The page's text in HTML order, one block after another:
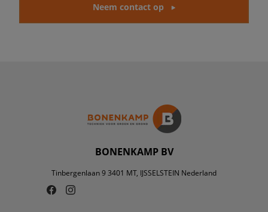
Neem contact op
BONENKAMP BV
Tinbergenlaan 9 3401 MT, IJSSELSTEIN Nederland